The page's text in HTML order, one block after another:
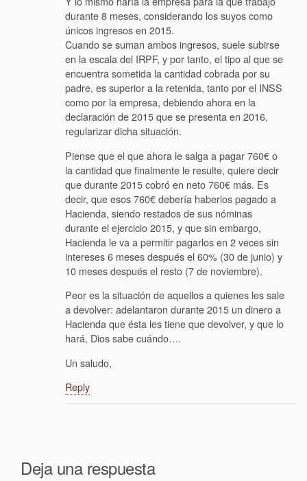
durante 8 meses, considerando los suyos como
únicos ingresos en 2015.
Cuando se suman ambos ingresos, suele subirse
en la escala del IRPF, y por tanto, el tipo al que se
encuentra sometida la cantidad cobrada por su
padre, es superior a la retenida, tanto por el INSS
como por la empresa, debiendo ahora en la
declaración de 2015 que se presenta en 2016,
regularizar dicha situación.
Piense que el que ahora le salga a pagar 760€ o
la cantidad que finalmente le resulte, quiere decir
que durante 2015 cobró en neto 760€ más. Es
decir, que esos 760€ debería haberlos pagado a
Hacienda, siendo restados de sus nóminas
durante el ejercicio 2015, y que sin embargo,
Hacienda le va a permitir pagarlos en 2 veces sin
intereses 6 meses después el 60% (30 de junio) y
10 meses después el resto (7 de noviembre).
Peor es la situación de aquellos a quienes les sale
a devolver: adelantaron durante 2015 un dinero a
Hacienda que ésta les tiene que devolver, y que lo
hará, Dios sabe cuándo….
Un saludo,
Reply
Deja una respuesta